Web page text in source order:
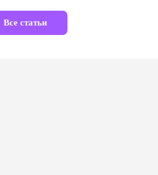
Все статьи